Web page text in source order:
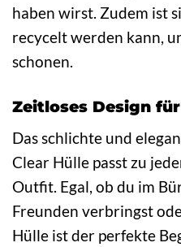
haben wirst. Zudem ist
recycelt werden kann,
schonen.
Zeitloses Design
Das schlichte und
Clear Hülle passt zu
Outfit. Egal, ob du im
Freunden verbringst
Hülle ist der perfekte